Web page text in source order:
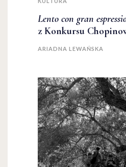
Lento con gran
z Konkursu
ARIADNA LEWAŃSKA